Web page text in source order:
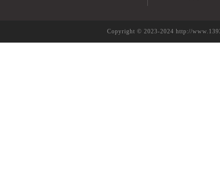
Copyright © 2023-2024 http://